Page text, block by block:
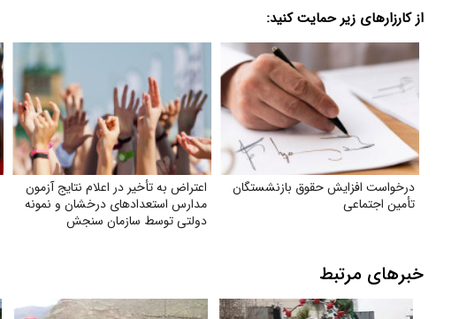
از کارزارهای زیر حمایت کنید:
درخواست افزایش حقوق بازنشستگان
تأمین اجتماعی
اعتراض به تأخیر در اعلام نتایج آزمون
مدارس استعدادهای درخشان و نمونه
دولتی توسط سازمان سنجش
خبرهای مرتبط